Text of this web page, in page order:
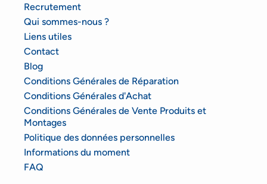
Recrutement
Qui sommes-nous ?
Liens utiles
Contact
Blog
Conditions Générales de Réparation
Conditions Générales d'Achat
Conditions Générales de Vente Produits et
Montages
Politique des données personnelles
Informations du moment
FAQ